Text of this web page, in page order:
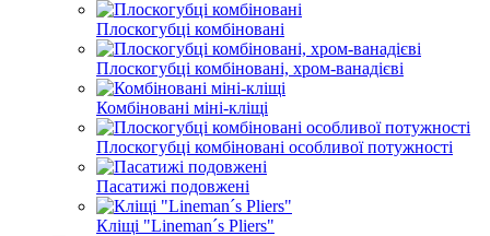
Плоскогубці комбіновані
Плоскогубці комбіновані, хром-ванадієві
Комбіновані міні-кліщі
Плоскогубці комбіновані особливої ​​потужності
Пасатижі подовжені
Кліщі "Lineman´s Pliers"